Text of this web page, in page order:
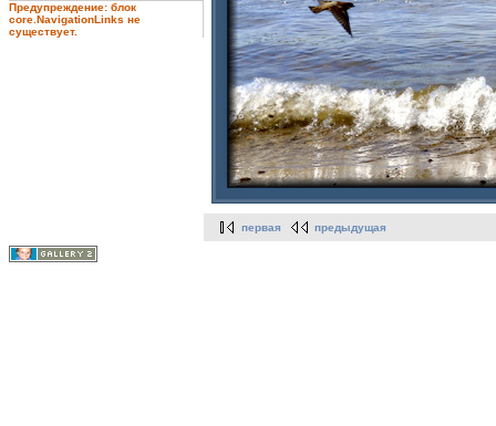
Предупреждение: блок
core.NavigationLinks не
существует.
первая предыдущая